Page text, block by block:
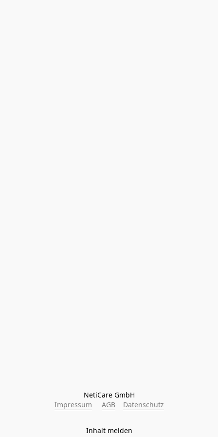
NetiCare GmbH
Impressum
AGB Datenschutz
Inhalt melden